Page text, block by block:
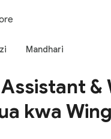
Mandhari
&
kwa